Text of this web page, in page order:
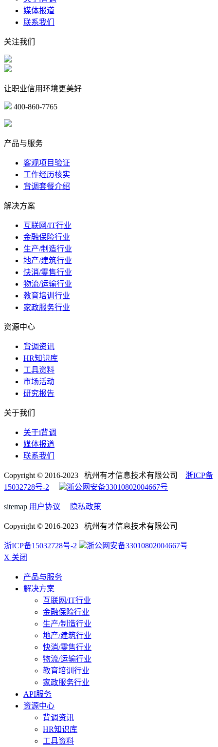
媒体报道
联系我们
关注我们
让职业信用环境更美好
400-860-7765
产品与服务
客观项目验证
工作经历核实
背调套餐介绍
解决方案
互联网/IT行业
金融保险行业
生产/制造行业
地产/建筑行业
快消/零售行业
物流/运输行业
教育培训行业
家政服务行业
资源中心
背调资讯
HR知识库
工具资料
市场活动
研究报告
关于我们
关于i背调
媒体报道
联系我们
Copyright © 2016-2023 杭州有才信息技术有限公司 浙ICP备
15032728号-2
浙公网安备33010802004667号
sitemap 用户协议 隐私政策
Copyright © 2016-2023 杭州有才信息技术有限公司
浙ICP备15032728号-2
浙公网安备33010802004667号
X 关闭
产品与服务
解决方案
互联网/IT行业
金融保险行业
生产/制造行业
地产/建筑行业
快消/零售行业
物流/运输行业
教育培训行业
家政服务行业
API服务
资源中心
背调资讯
HR知识库
工具资料